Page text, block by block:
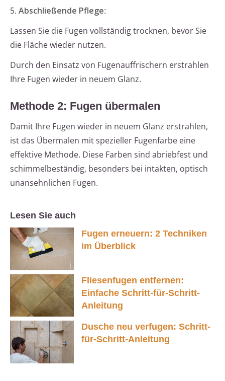
5. Abschließende Pflege:
Lassen Sie die Fugen vollständig trocknen, bevor Sie
die Fläche wieder nutzen.
Durch den Einsatz von Fugenauffrischern erstrahlen
Ihre Fugen wieder in neuem Glanz.
Methode 2: Fugen übermalen
Damit Ihre Fugen wieder in neuem Glanz erstrahlen,
ist das Übermalen mit spezieller Fugenfarbe eine
effektive Methode. Diese Farben sind abriebfest und
schimmelbeständig, besonders bei intakten, optisch
unansehnlichen Fugen.
Lesen Sie auch
Fugen erneuern: 2 Techniken
im Überblick
Fliesenfugen entfernen:
Einfache Schritt-für-Schritt-
Anleitung
Dusche neu verfugen: Schritt-
für-Schritt-Anleitung